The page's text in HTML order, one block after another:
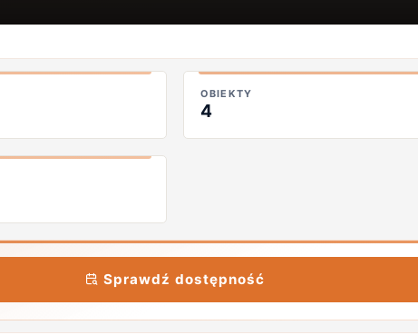
OBIEKTY
4
Sprawdź dostępność